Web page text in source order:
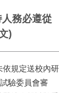
務必遵從
)
依規定送校內研
驗委員會審